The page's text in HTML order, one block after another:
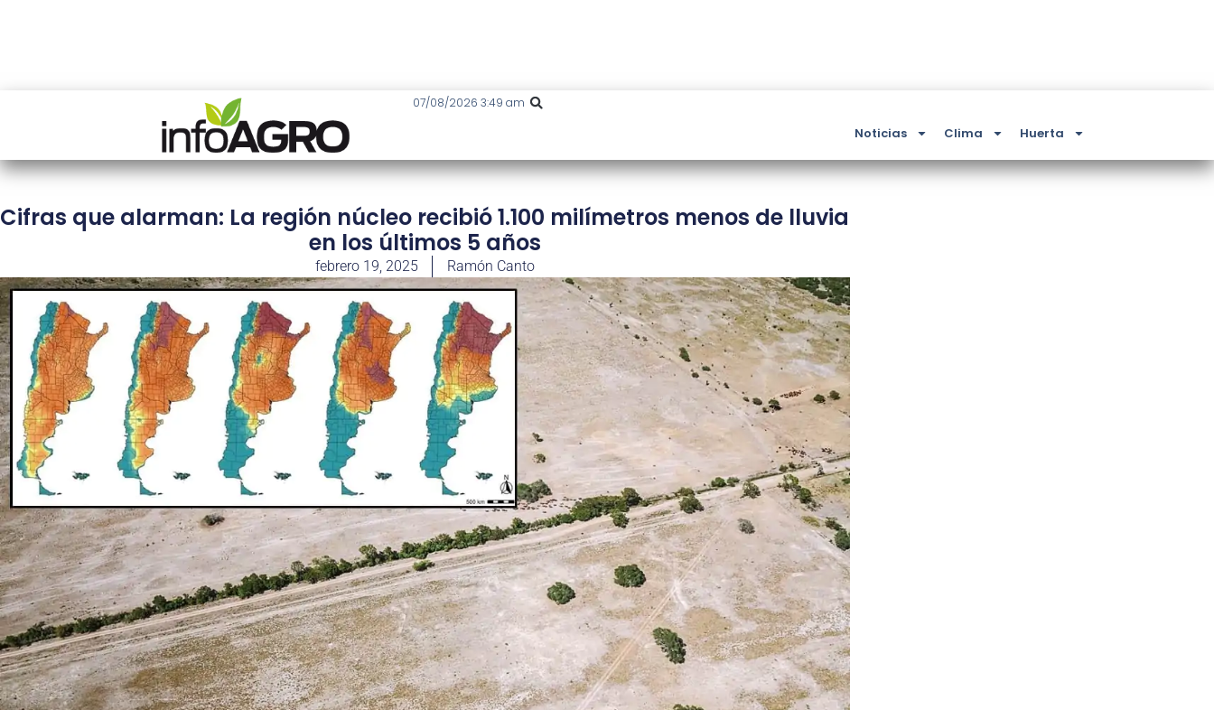
07/08/2026 3:49 am
Noticias Clima Huerta
Cifras que alarman: La región núcleo recibió 1.100 milímetros menos de lluvia
en los últimos 5 años
febrero 19, 2025 Ramón Canto